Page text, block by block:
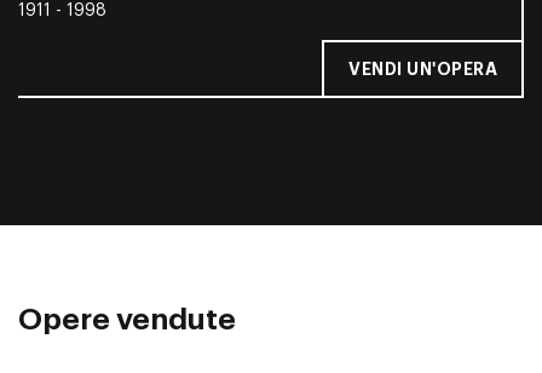
1911 - 1998
VENDI UN'OPERA
Opere vendute